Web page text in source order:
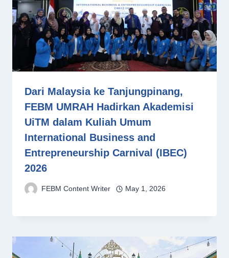
Dari Malaysia ke Tanjungpinang,
FEBM UMRAH Hadirkan Akademisi
UiTM dalam Kuliah Umum
International Business and
Entrepreneurship Carnival (IBEC)
2026
FEBM Content Writer May 1, 2026